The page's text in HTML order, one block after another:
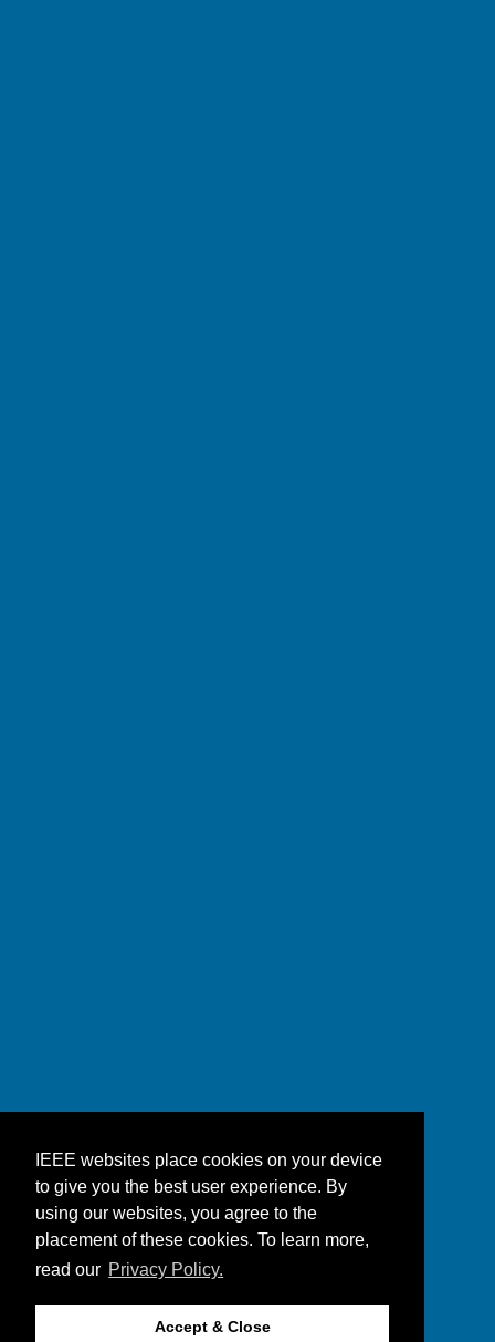
IEEE websites place cookies on your device
to give you the best user experience. By
using our websites, you agree to the
placement of these cookies. To learn more,
read our Privacy Policy.
Accept & Close